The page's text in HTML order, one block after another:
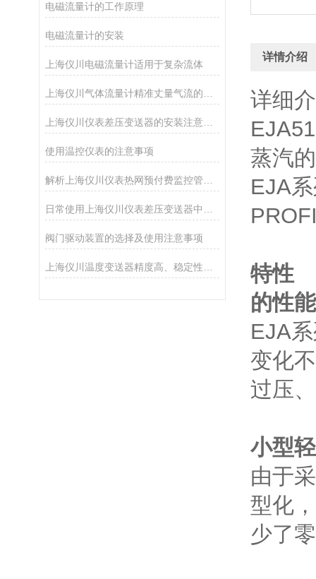
电磁流量计的工作原理
电磁流量计的安装
上海仪川电磁流量计适用于复杂流体
上海仪川仪表差压变送器的安装注意事项
使用温控仪表的注意事项
阀门驱动装置的选择及使用注意事项
详情介绍
详细
蒸汽
EJA
特性
的性
EJA
变化
过压
小型
由于
型化
少了